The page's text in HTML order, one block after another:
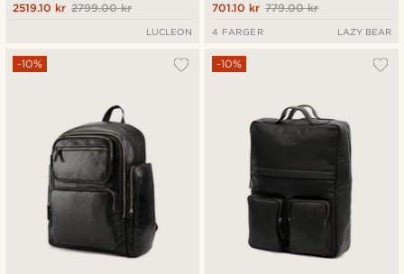
2799.00 kr
2519.10 kr
LUCLEON
779.00 kr
701.10 kr
4 FARGER LAZY BEAR
-10% -10%